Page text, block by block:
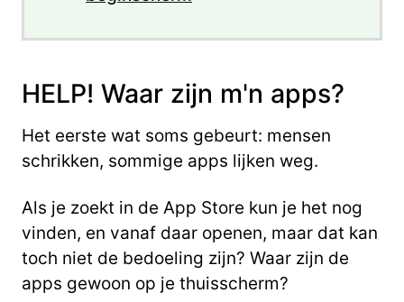
HELP! Waar zijn m'n apps?
Het eerste wat soms gebeurt: mensen
schrikken, sommige apps lijken weg.
Als je zoekt in de App Store kun je het nog
vinden, en vanaf daar openen, maar dat kan
toch niet de bedoeling zijn? Waar zijn de
apps gewoon op je thuisscherm?